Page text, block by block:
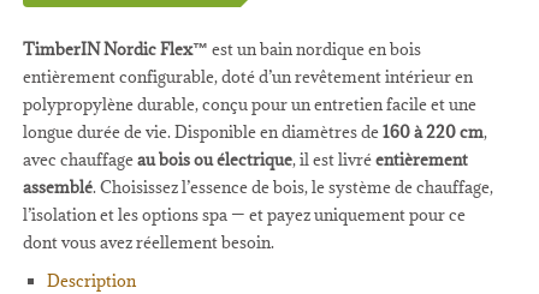
TimberIN Nordic Flex™ est un bain nordique en bois
entièrement configurable, doté d’un revêtement intérieur en
polypropylène durable, conçu pour un entretien facile et une
longue durée de vie. Disponible en diamètres de160 à 220 cm,
avec chauffageau bois ou électrique, il est livréentièrement
assemblé. Choisissez l’essence de bois, le système de chauffage,
l’isolation et les options spa — et payez uniquement pour ce
dont vous avez réellement besoin.
Description